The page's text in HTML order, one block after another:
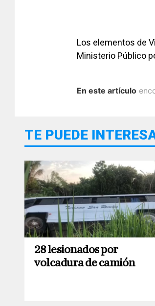
Los elementos de
Ministerio Público
En este artículo
TE PUEDE
28 lesionados por
volcadura de camión